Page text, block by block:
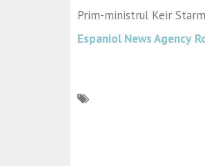
Prim-ministrul Keir
Espaniol News Agency